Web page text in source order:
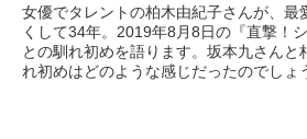
女優でタレントの柏木由紀子さんが、最
くして34年。2019年8月8日の『直撃！
との馴れ初めを語ります。坂本九さんと
れ初めはどのような感じだったのでしょ